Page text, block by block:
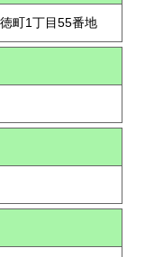
町1丁目55番地